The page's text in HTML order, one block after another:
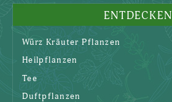
ENTDECKEN
Würz Kräuter Pflanzen
Heilpflanzen
Tee
Duftpflanzen